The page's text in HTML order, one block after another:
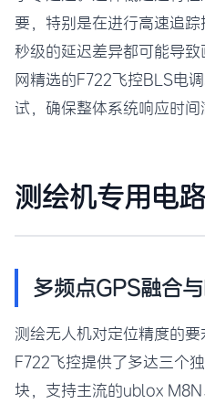
要，特别是在进行高速追
秒级的延迟差异都可能导
网精选的F722飞控BLS电
试，确保整体系统响应时间
测绘机专用电
多频点GPS融合
测绘无人机对定位精度的要
F722飞控提供了多达三个
块，支持主流的ublox M8N